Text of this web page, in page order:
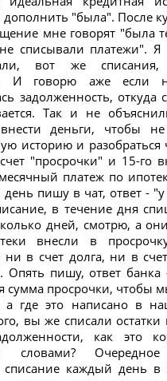
дополнить "была". После
мне говорят "была
списывали платежи".
вот же списания,
И говорю аже если
задолженность, откуда
Так и не
деньги, чтобы не
историю и разобраться
"просрочки" и 15-го
платеж по
день пишу в чат, ответ - "у
в течение дня
дней, смотрю, а
внесли в
ни в счет долга, ни в
Опять пишу, ответ
сумма просрочки, чтобы
а где это написано в
вы же списали остатки
как это
словами? Очередное
списание каждый день